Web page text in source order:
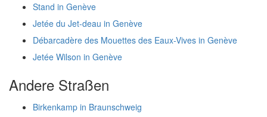
Stand in Genève
Jetée du Jet-deau in Genève
Débarcadère des Mouettes des Eaux-Vives in Genève
Jetée Wilson in Genève
Andere Straßen
Birkenkamp in Braunschweig